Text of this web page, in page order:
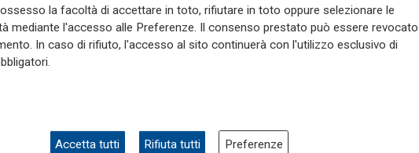
"A Puntavagno un'area cani al
posto di Mondobimbo 2. La
pizzeria verrà abbattuta,
la facoltà di accettare in toto, rifiutare in toto oppure selezionare le
mediante l'accesso alle Preferenze. Il consenso prestato può essere revocato
In caso di rifiuto, l'accesso al sito continuerà con l'utilizzo esclusivo di
Accetta tutti Rifiuta tutti Preferenze